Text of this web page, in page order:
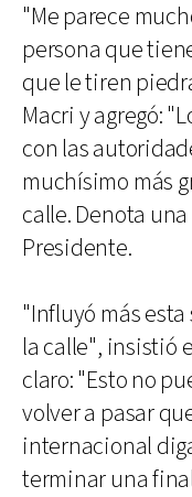
"Me parece
persona que
que le tiren
Macri y agregó:
con las
muchísimo más
calle. Denota
Presidente.
"Influyó más
la calle", insistió
claro: "Esto no
volver a pasar
internacional
terminar una